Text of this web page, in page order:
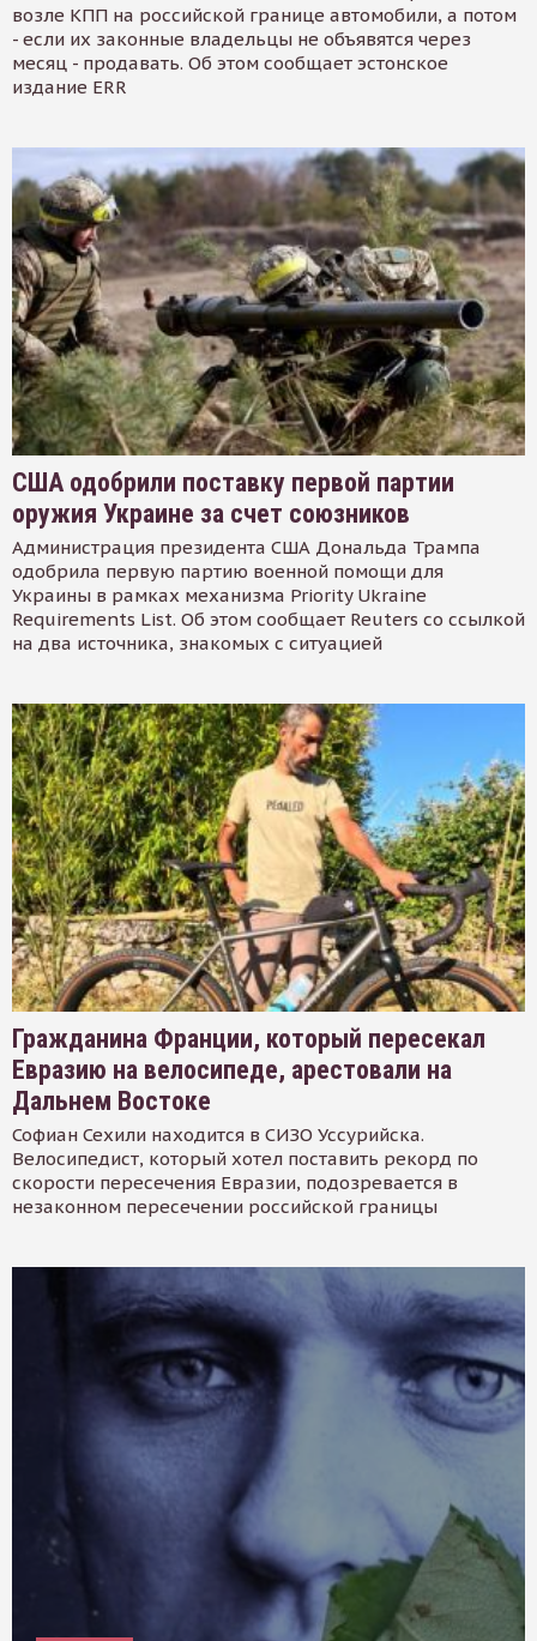
возле КПП на российской границе автомобили, а потом
- если их законные владельцы не объявятся через
месяц - продавать. Об этом сообщает эстонское
издание ERR
США одобрили поставку первой партии
оружия Украине за счет союзников
Администрация президента США Дональда Трампа
одобрила первую партию военной помощи для
Украины в рамках механизма Priority Ukraine
Requirements List. Об этом сообщает Reuters со ссылкой
на два источника, знакомых с ситуацией
Гражданина Франции, который пересекал
Евразию на велосипеде, арестовали на
Дальнем Востоке
Софиан Сехили находится в СИЗО Уссурийска.
Велосипедист, который хотел поставить рекорд по
скорости пересечения Евразии, подозревается в
незаконном пересечении российской границы